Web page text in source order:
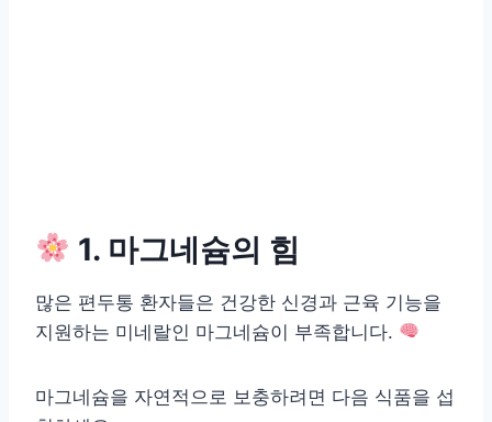
1. 마그네슘의 힘
많은 편두통 환자들은 건강한 신경과 근육 기능을
지원하는 미네랄인 마그네슘이 부족합니다.
마그네슘을 자연적으로 보충하려면 다음 식품을 섭